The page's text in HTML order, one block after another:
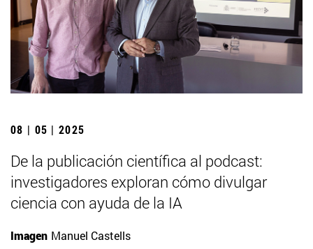
08 | 05 | 2025
De la publicación científica al podcast:
investigadores exploran cómo divulgar
ciencia con ayuda de la IA
Imagen Manuel Castells